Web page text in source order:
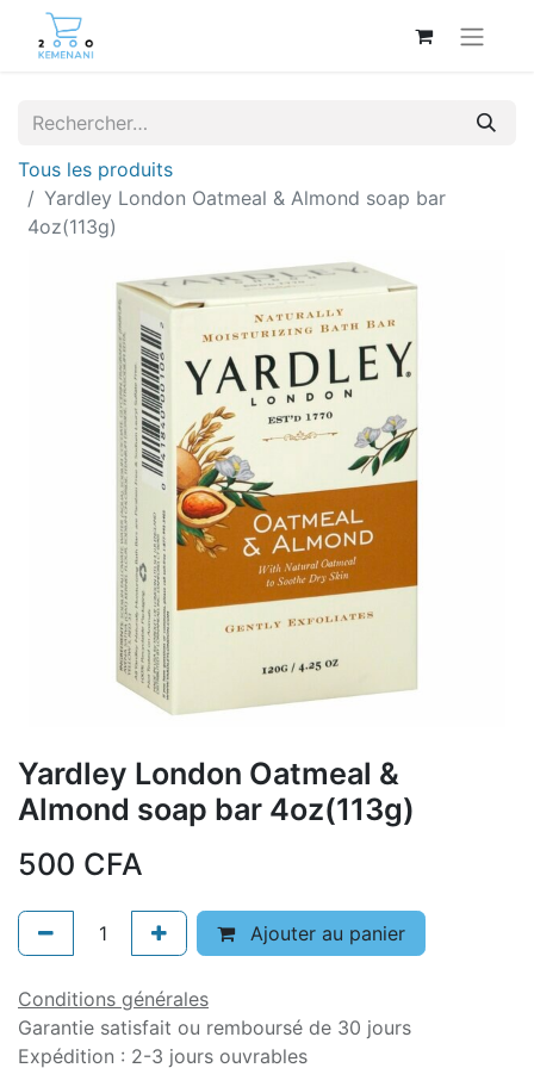
Tous les produits
Yardley London Oatmeal & Almond soap bar
4oz(113g)
Yardley London Oatmeal &
Almond soap bar 4oz(113g)
500 CFA
Ajouter au panier
Conditions générales
Garantie satisfait ou remboursé de 30 jours
Expédition : 2-3 jours ouvrables